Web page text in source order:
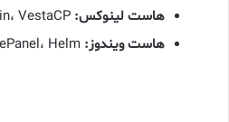
هاست لینوکس:
هاست ویندوز: